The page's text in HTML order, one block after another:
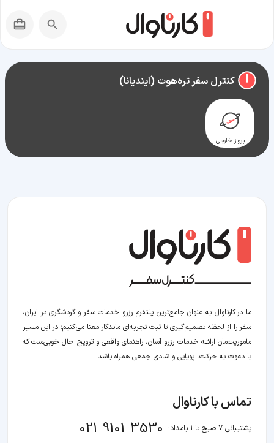
راهنمای سفر بهتره‌هوت (ایندیانا)کنترل سفر تره‌هوت (ایندیانا)
پرواز خارجی
ما در کارناوال به عنوان جامع‌ترین پلتفرم رزرو خدمات سفر و گردشگری در ایران،
سفر را از لحظه‌ تصمیم‌گیری تا ثبت تجربه‌ای ماندگار معنا می‌کنیم؛ در این مسیر‍
ماموریت‌مان اراﺋــﻪ خدمات رزرو آسان، راهنمای واقعی و ترویج حال خوبی‌ست که
با دعوت به حرکت، پویایی و شادی جمعی همراه باشد.
تماس با کارناوال
پشتیبانی 7 صبح تا 1 بامداد: 021 9101 3530